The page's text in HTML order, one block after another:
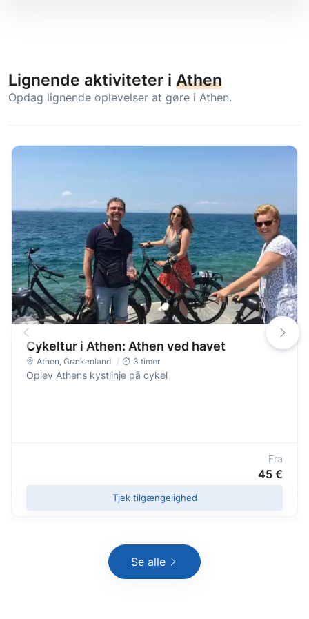
Lignende aktiviteter i Athen
Opdag lignende oplevelser at gøre i Athen.
Cykeltur i Athen: Athen ved havet
Athen Grækenland 3 timer
Oplev Athens kystlinje på cykel
Fra
45 €
Tjek tilgængelighed
Se alle